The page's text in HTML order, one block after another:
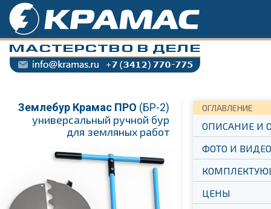
Землебур Крамас ПРО (БР-2)
универсальный ручной бур
для земляных работ
ОГЛАВЛЕНИЕ
ОПИСАНИЕ И
ФОТО И ВИДЕО
ЦЕНЫ